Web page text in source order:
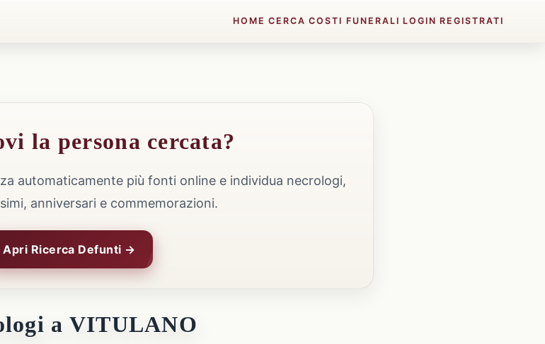
HOME CERCA COSTI FUNERALI LOGIN REGISTRATI
la persona cercata?
automaticamente più fonti online e individua necrologi,
anniversari e commemorazioni.
Apri Ricerca Defunti →
a VITULANO